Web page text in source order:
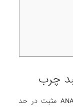
چرب
۲۵ درصد بیماران با کبد چرب ممکن است ANA مثبت در حد